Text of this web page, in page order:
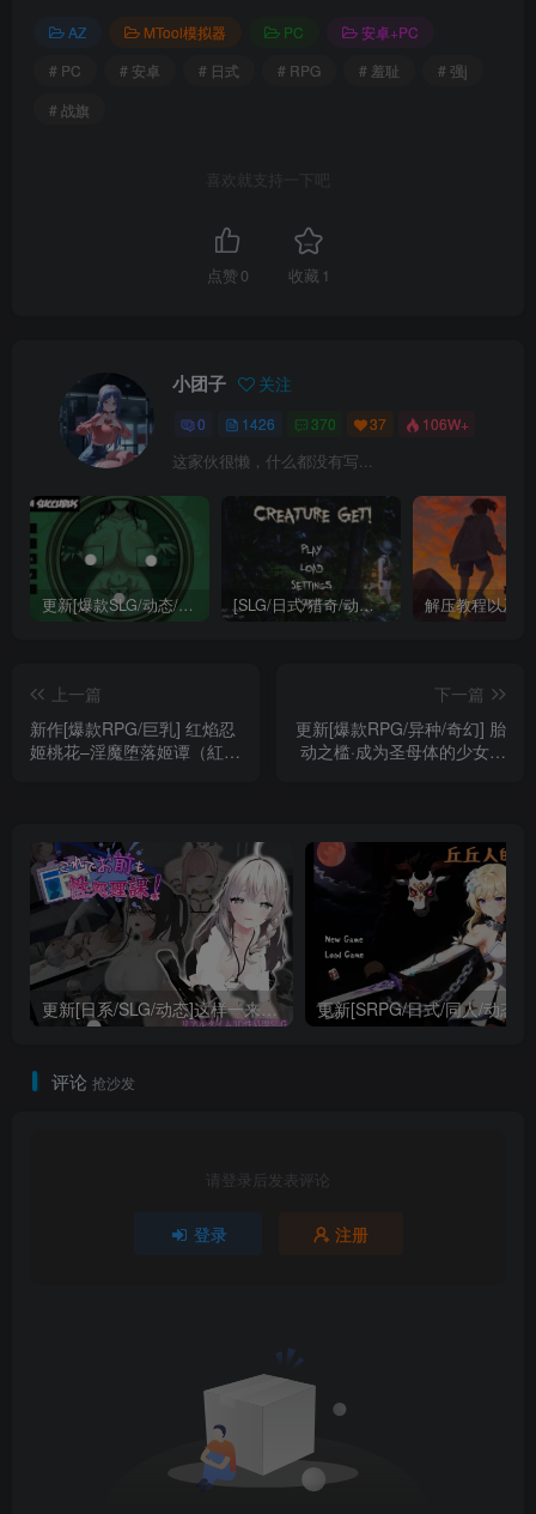
AZ MTool模拟器 PC
安卓+PC
# PC
# 安卓 # 日式 # RPG # 羞耻
# 强j
# 战旗
喜欢就支持一下吧
点赞 0 收藏 1
小团子 关注
0 1426 370 37 106W+
这家伙很懒，什么都没有写...
更新[爆款SLG/动态/互动/巨乳] 不是魅魔/H版寻找伪人（Not a Succubus）Ch.2 v1.1 精翻汉化步兵 【安卓/PC-3.25G】 [SLG/日式/猎奇/动态] 异种注意：捕获未知生物！（Creature Get! ）精翻汉化步兵版 【安卓/PC-1.74G】 解压教程以及
上一篇
新作[爆款RPG/巨乳] 红焰忍
姬桃花–淫魔堕落姬谭（紅焔
下一篇
更新[爆款RPG/异种/奇幻] 胎
动之槛·成为圣母体的少女们
mt/PC-373M】
更新[日系/SLG/动态]这样一来你也是性处理科的一员了v1.1.2 官方中文
评论 抢沙发
请登录后发表评论
登录 注册